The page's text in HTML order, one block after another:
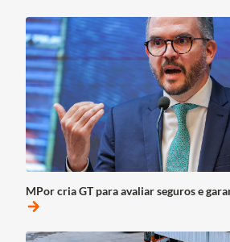
MPor cria GT para avaliar seguros e
arrow_forward